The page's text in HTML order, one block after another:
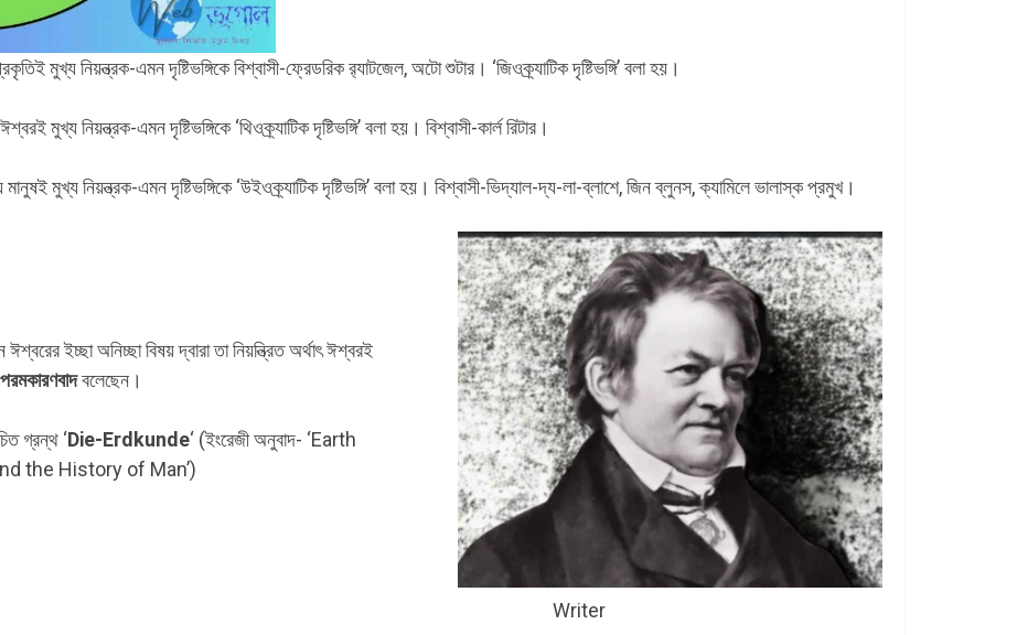
মুখ্য নিয়ন্ত্রক-এমন দৃষ্টিভঙ্গিকে বিশ্বাসী-ফ্রেডরিক র‍্যাটজেল, অটো শুটার। ‘জিওক্র্যাটিক দৃষ্টিভঙ্গি’ বলা হয়।
মুখ্য নিয়ন্ত্রক-এমন দৃষ্টিভঙ্গিকে ‘থিওক্র্যাটিক দৃষ্টিভঙ্গি’ বলা হয়। বিশ্বাসী-কার্ল রিটার।
মুখ্য নিয়ন্ত্রক-এমন দৃষ্টিভঙ্গিকে ‘উইওক্র্যাটিক দৃষ্টিভঙ্গি’ বলা হয়। বিশ্বাসী-ভিদ্যাল-দ্য-লা-ব্লাশে, জিন ব্লুনস, ক্যামিলে ভালাস্ক প্রমুখ।
ইচ্ছা অনিচ্ছা বিষয় দ্বারা তা নিয়ন্ত্রিত অর্থাৎ ঈশ্বরই
পরমকারণবাদবলেছেন।
গ্রন্থ ‘Die-Erdkunde‘ (ইংরেজী অনুবাদ- ‘Earth
the History of Man’)
Writer